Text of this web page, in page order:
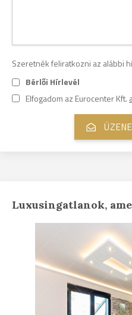
Szeretnék feliratkozni az alábbi
Bérlői Hírlevél
Elfogadom az Eurocenter Kft.
Luxusingatlanok,